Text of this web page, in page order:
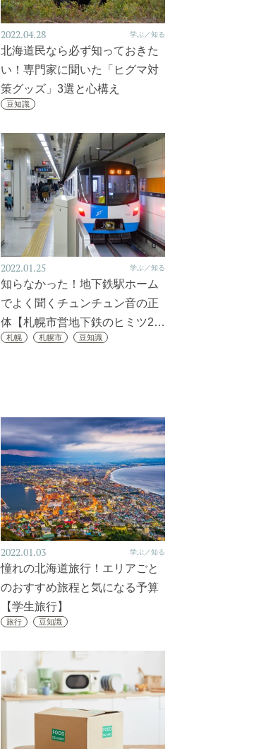
2022.04.28 学ぶ／知る
北海道民なら必ず知っておきた
い！専門家に聞いた「ヒグマ対
策グッズ」3選と心構え
豆知識
2022.01.25 学ぶ／知る
知らなかった！地下鉄駅ホーム
でよく聞くチュンチュン音の正
体【札幌市営地下鉄のヒミツ2…
札幌 札幌市 豆知識
2022.01.03 学ぶ／知る
憧れの北海道旅行！エリアごと
のおすすめ旅程と気になる予算
【学生旅行】
旅行 豆知識